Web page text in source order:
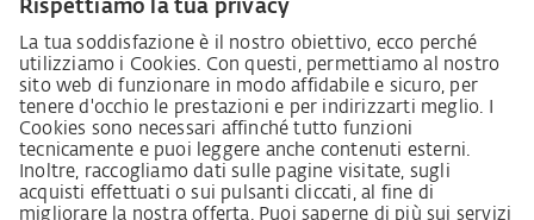
LkSG-Merkblatt für Lieferanten
Grundsatzerklärung Menschenrechtsstrategie
Beschwerdeverfahren
Impressum
AVB